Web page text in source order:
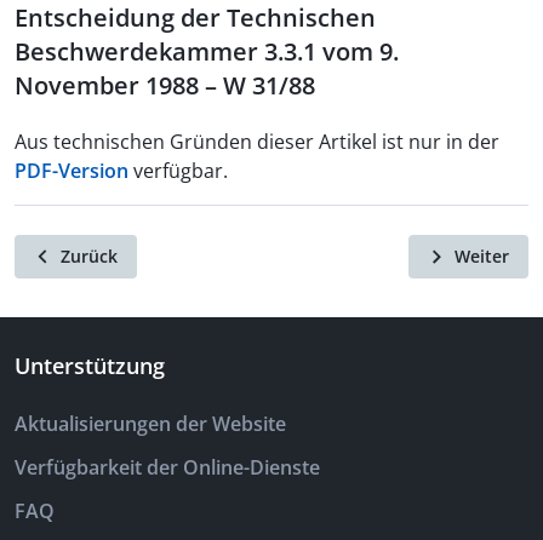
Entscheidung der Technischen
Beschwerdekammer 3.3.1 vom 9.
November 1988 – W 31/88
Aus technischen Gründen dieser Artikel ist nur in der
PDF-Version verfügbar.
Zurück Weiter
Unterstützung
Aktualisierungen der Website
Verfügbarkeit der Online-Dienste
FAQ